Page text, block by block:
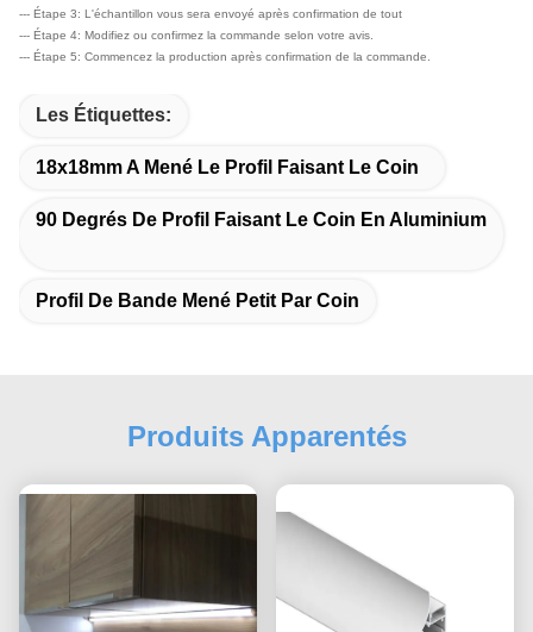
--- Étape 3: L'échantillon vous sera envoyé après confirmation de tout
--- Étape 4: Modifiez ou confirmez la commande selon votre avis.
--- Étape 5: Commencez la production après confirmation de la commande.
Les Étiquettes:
18x18mm A Mené Le Profil Faisant Le Coin
90 Degrés De Profil Faisant Le Coin En Aluminium
Profil De Bande Mené Petit Par Coin
Produits Apparentés